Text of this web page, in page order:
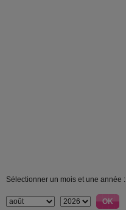
Sélectionner un mois et une année :